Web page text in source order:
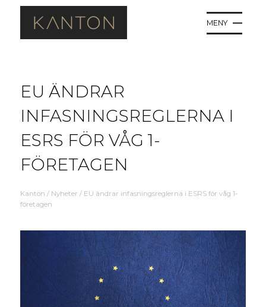
MENY
EU ÄNDRAR
INFASNINGSREGLERNA I
ESRS FÖR VÅG 1-
FÖRETAGEN
Kanton / Nyheter / EU ändrar infasningsreglerna i ESRS för våg 1-
företagen